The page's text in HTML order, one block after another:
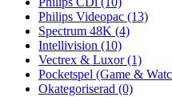
Philips Videopac (13)
Spectrum 48K (4)
Intellivision (10)
Vectrex & Luxor(1)
Pocketspel (Game &
Okategoriserad (0)